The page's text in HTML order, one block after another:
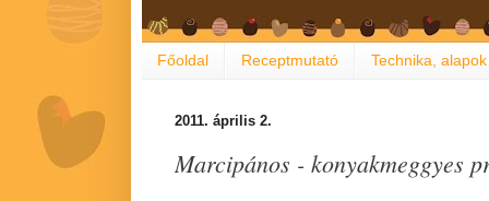
Főoldal Receptmutató Technika, alapok
2011. április 2.
Marcipános - konyakmeggyes